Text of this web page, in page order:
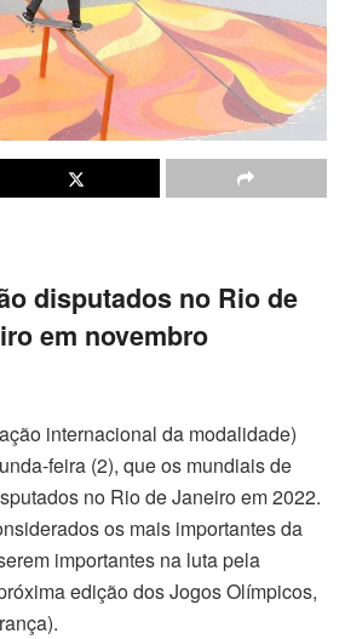
disputados no Rio de
em novembro
internacional da modalidade)
feira (2), que os mundiais de
no Rio de Janeiro em 2022.
os mais importantes da
importantes na luta pela
edição dos Jogos Olímpicos,